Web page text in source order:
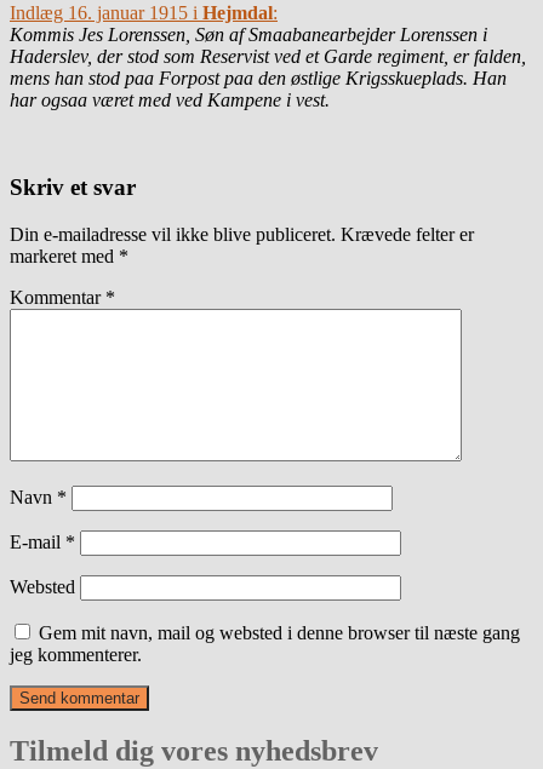
Indlæg 16. januar 1915 i Hejmdal:
Kommis Jes Lorenssen, Søn af Smaabanearbejder Lorenssen i
Haderslev, der stod som Reservist ved et Garde regiment, er falden,
mens han stod paa Forpost paa den østlige Krigsskueplads. Han
har ogsaa været med ved Kampene i vest.
Skriv et svar
Din e-mailadresse vil ikke blive publiceret. Krævede felter er
markeret med *
Kommentar *
Navn *
E-mail *
Websted
Gem mit navn, mail og websted i denne browser til næste gang
jeg kommenterer.
Tilmeld dig vores nyhedsbrev